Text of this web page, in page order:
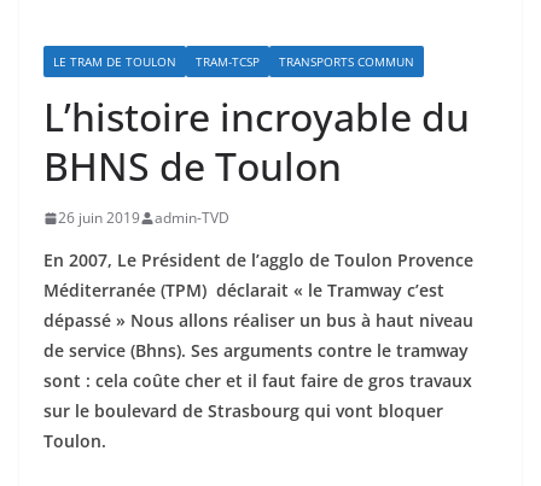
LE TRAM DE TOULON TRAM-TCSP TRANSPORTS COMMUN
L’histoire incroyable du
BHNS de Toulon
26 juin 2019 admin-TVD
En 2007, Le Président de l’agglo de Toulon Provence
Méditerranée (TPM) déclarait « le Tramway c’est
dépassé » Nous allons réaliser un bus à haut niveau
de service (Bhns). Ses arguments contre le tramway
sont : cela coûte cher et il faut faire de gros travaux
sur le boulevard de Strasbourg qui vont bloquer
Toulon.